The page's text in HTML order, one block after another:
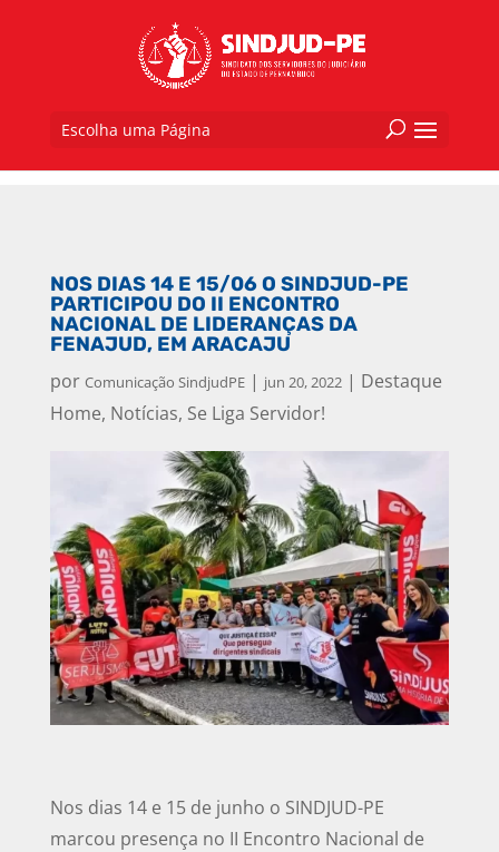
Escolha uma Página
NOS DIAS 14 E 15/06 O SINDJUD-PE
PARTICIPOU DO II ENCONTRO
NACIONAL DE LIDERANÇAS DA
FENAJUD, EM ARACAJU
por Comunicação SindjudPE| jun 20, 2022| Destaque
Home, Notícias, Se Liga Servidor!
Nos dias 14 e 15 de junho o SINDJUD-PE
marcou presença no II Encontro Nacional de